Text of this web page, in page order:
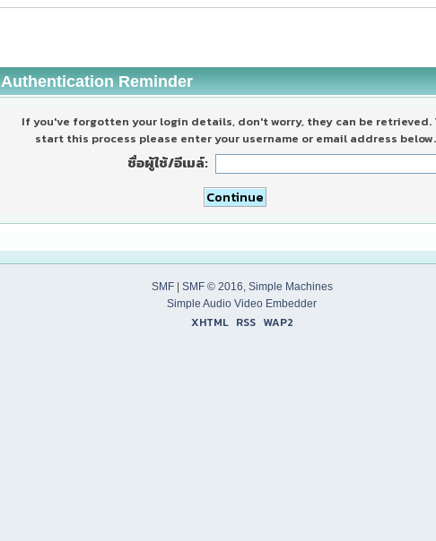
Authentication Reminder
If you've forgotten your login details, don't worry, they can be retrieved.
start this process please enter your username or email address below.
ชื่อผู้ใช้/อีเมล์:
SMF| SMF © 2016 Simple Machines
Simple Audio Video Embedder
XHTML RSS WAP2